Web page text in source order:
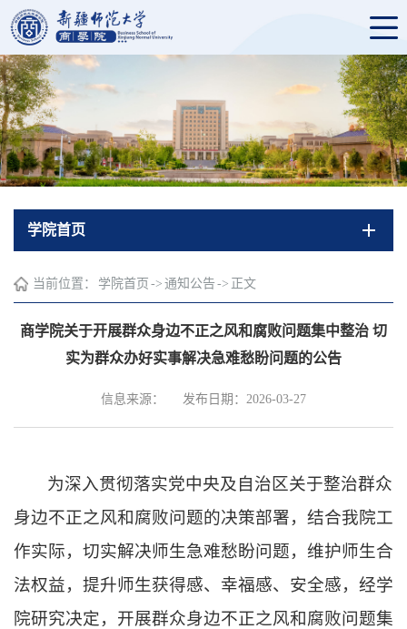
学院首页
当前位置： 学院首页 -> 通知公告 -> 正文
商学院关于开展群众身边不正之风和腐败问题集中整治 切
实为群众办好实事解决急难愁盼问题的公告
信息来源： 发布日期：2026-03-27
为深入贯彻落实党中央及自治区关于整治群众
身边不正之风和腐败问题的决策部署，结合我院工
作实际，切实解决师生急难愁盼问题，维护师生合
法权益，提升师生获得感、幸福感、安全感，经学
院研究决定，开展群众身边不正之风和腐败问题集